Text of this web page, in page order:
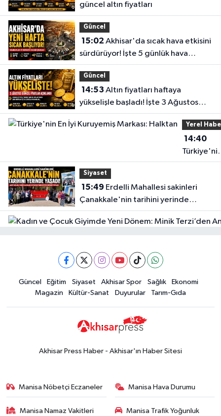
güncel altın fiyatları
Güncel
15:02
sürdürüyor! İşte 5 günlük hava
durumu
Güncel
14:53
yükselişle başladı! İşte 3 Ağustos
güncel fiyatlar
Yerel
14:40
En İyi
Markası:
Halktan
Siyaset
15:49
Çanakkale'nin tarihini yerinde
yaşadı
Güncel
18:57Akhisar'da Atatürk
Mahallesi'nde yine 6 saatlik elektrik
kesintisi
Ekonomi
18:50Akhisar'da Cumhuriyet
ilgilendiriyor! Cuma günü elektrik
kesintisi uygulanacak
Güncel Eğitim Siyaset Akhisar Spor Sağlık
Ekonomi
Magazin
Kültür-Sanat Duyurular Tarım-Gıda
Akhisar Press Haber - Akhisar'ın Haber Sitesi
Manisa Nöbetçi Eczaneler Manisa Hava Durumu
Manisa Namaz Vakitleri Manisa Trafik Yoğunluk